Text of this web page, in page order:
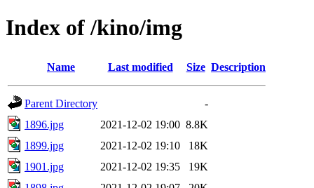
Index of /kino/img
Name Last modified Size Description
Parent Directory
-
1896.jpg
2021-12-02 19:00 8.8K
1899.jpg
2021-12-02 19:10
18K
1901.jpg
2021-12-02 19:35
19K